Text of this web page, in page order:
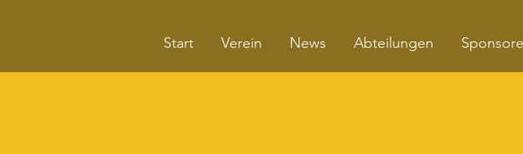
Start Verein News Abteilungen